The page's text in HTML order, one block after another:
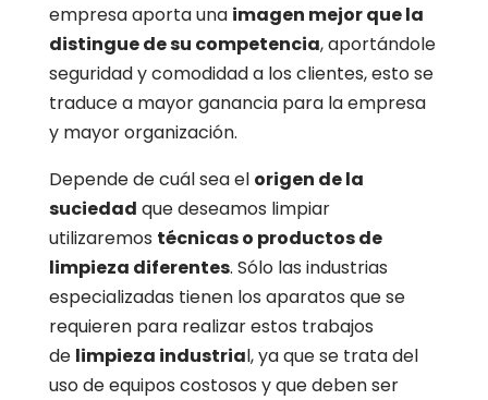
empresa aporta una imagen mejor que la
distingue de su competencia, aportándole
seguridad y comodidad a los clientes, esto se
traduce a mayor ganancia para la empresa
y mayor organización.
Depende de cuál sea el origen de la
suciedad que deseamos limpiar
utilizaremos técnicas o productos de
limpieza diferentes. Sólo las industrias
especializadas tienen los aparatos que se
requieren para realizar estos trabajos
de limpieza industrial, ya que se trata del
uso de equipos costosos y que deben ser